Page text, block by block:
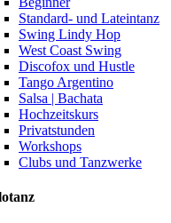
Standard- und Lateintanz
Swing Lindy Hop
West Coast Swing
Discofox und Hustle
Tango Argentino
Salsa | Bachata
Hochzeitskurs
Privatstunden
Workshops
Clubs und Tanzwerke